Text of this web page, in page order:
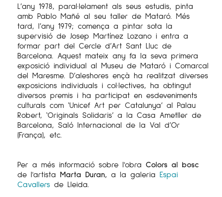
L’any 1978, paral·lelament als seus estudis, pinta
amb Pablo Mañé al seu taller de Mataró. Més
tard, l’any 1979; comença a pintar sota la
supervisió de Josep Martínez Lozano i entra a
formar part del Cercle d’Art Sant Lluc de
Barcelona. Aquest mateix any fa la seva primera
exposició individual al Museu de Mataró i Comarcal
del Maresme. D’aleshores ençà ha realitzat diverses
exposicions individuals i col·lectives, ha obtingut
diversos premis i ha participat en esdeveniments
culturals com ‘Unicef Art per Catalunya’ al Palau
Robert, ‘Originals Solidaris’ a la Casa Ametller de
Barcelona, Saló Internacional de la Val d’Or
(França), etc.
Per a més informació sobre l'obra Colors al bosc
de l'artista Marta Duran, a la galeria Espai
Cavallers de Lleida.